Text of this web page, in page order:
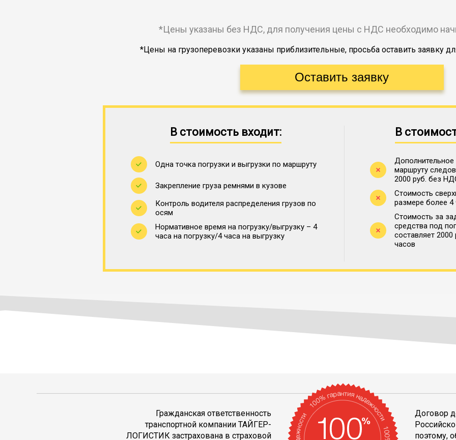
*Цены указаны без НДС, для получения цены с НДС необходимо
*Цены на грузоперевозки указаны приблизительные, просьба оставить заявку
В стоимость входит:
Одна точка погрузки и выгрузки по маршруту
Закрепление груза ремнями в кузове
Контроль водителя распределения грузов по
осям
Нормативное время на погрузку/выгрузку – 4
часа на погрузку/4 часа на выгрузку
В
Дополнительное
маршруту
2000 руб. без
Стоимость
размере более 4
Стоимость за
средства под
составляет
часов
Гражданская ответственность
транспортной компании ТАЙГЕР-
ЛОГИСТИК застрахована в страховой
Договор
поэтому,